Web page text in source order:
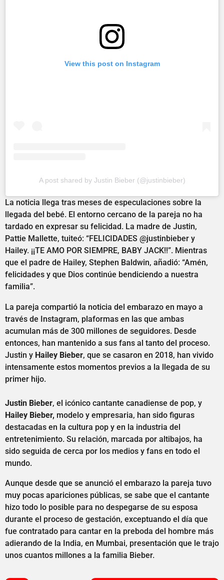
View this post on Instagram
A post shared by Justin Bieber (@justinbieber)
La noticia llega tras meses de especulaciones sobre la
llegada del bebé. El entorno cercano de la pareja no ha
tardado en expresar su felicidad. La madre de Justin,
Pattie Mallette, tuiteó: “FELICIDADES @justinbieber y
Hailey. ¡¡TE AMO POR SIEMPRE, BABY JACK!!”. Mientras
que el padre de Hailey, Stephen Baldwin, añadió: “Amén,
felicidades y que Dios continúe bendiciendo a nuestra
familia”.
La pareja compartió la noticia del embarazo en mayo a
través de Instagram, plaformas en las que ambas
acumulan más de 300 millones de seguidores. Desde
entonces, han mantenido a sus fans al tanto del proceso.
Justin y Hailey Bieber, que se casaron en 2018, han vivido
intensamente estos momentos previos a la llegada de su
primer hijo.
Justin Bieber, el icónico cantante canadiense de pop, y
Hailey Bieber, modelo y empresaria, han sido figuras
destacadas en la cultura pop y en la industria del
entretenimiento. Su relación, marcada por altibajos, ha
sido seguida de cerca por los medios y fans en todo el
mundo.
Aunque desde que se anunció el embarazo la pareja tuvo
muy pocas apariciones públicas, se sabe que el cantante
hizo todo lo posible para no despegarse de su esposa
durante el proceso de gestación, exceptuando el día que
fue contratado para cantar en la preboda del hombre más
adierando de la India, en Mumbai, presentación que le trajo
unos cuantos millones a la familia Bieber.